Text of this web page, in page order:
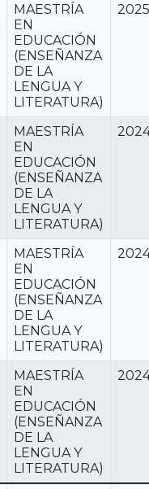
MAESTRÍA
EN
EDUCACIÓN
(ENSEÑANZA
DE LA
LENGUA Y
LITERATURA)
2025
MAESTRÍA
EN
EDUCACIÓN
(ENSEÑANZA
DE LA
LENGUA Y
LITERATURA)
MAESTRÍA
EN
EDUCACIÓN
(ENSEÑANZA
DE LA
LENGUA Y
LITERATURA)
MAESTRÍA
EN
EDUCACIÓN
(ENSEÑANZA
DE LA
LENGUA Y
LITERATURA)